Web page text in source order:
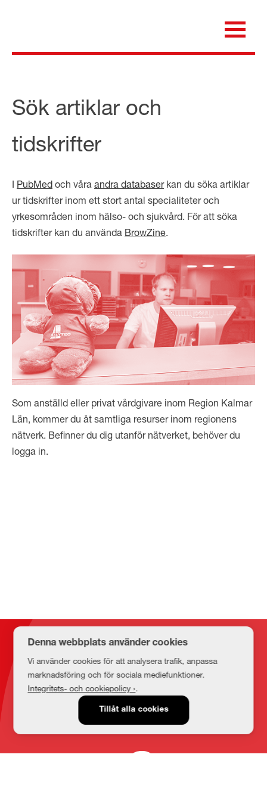
för dig som är anställd inom Region Kalmar län
Sök artiklar och
tidskrifter
I PubMed och våra andra databaserkan du söka artiklar
ur tidskrifter inom ett stort antal specialiteter och
yrkesområden inom hälso- och sjukvård. För att söka
tidskrifter kan du använda BrowZine
Som anställd eller privat vårdgivare inom Region Kalmar
Län, kommer du åt samtliga resurser inom regionens
nätverk. Befinner du dig utanför nätverket, behöver du
logga in.
Kontakt
E-post
medbib@lnu.se
Denna webbplats använder cookies
Vi använder cookies för att analysera trafik, anpassa
marknadsföring och för sociala mediefunktioner.
Integritets- och cookiepolicy ›.
Tillåt alla cookies